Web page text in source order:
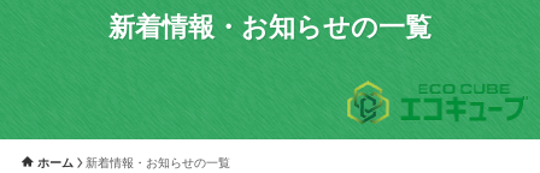
新着情報・お知らせの一覧
ホーム 新着情報・お知らせの一覧